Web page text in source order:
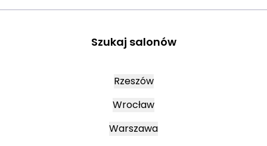
Szukaj salonów
Rzeszów
Wrocław
Warszawa